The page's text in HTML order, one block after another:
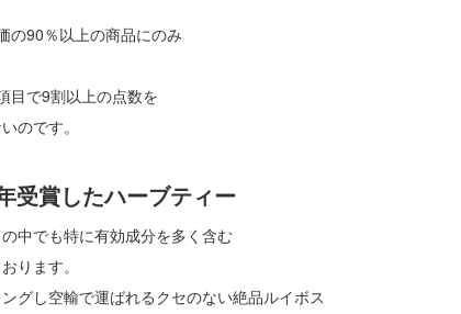
の90％以上の商品にのみ
目で9割以上の点数を
のです。
受賞したハーブティー
中でも特に有効成分を多く含む
ります。
グし空輸で運ばれるクセのない絶品ルイボス